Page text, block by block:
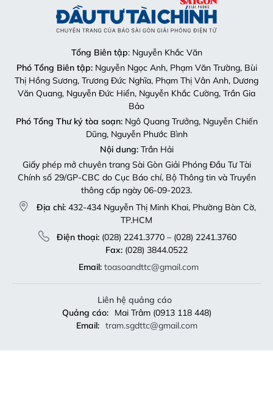
Tổng Biên tập: Nguyễn Khắc Văn
Phó Tổng Biên tập:Nguyễn Ngọc Anh, Phạm Văn Trường, Bùi
Thị Hồng Sương, Trương Đức Nghĩa, Phạm Thị Vân Anh, Dương
Văn Quang, Nguyễn Đức Hiển, Nguyễn Khắc Cường, Trần Gia
Bảo
Phó Tổng Thư ký tòa soạn:Ngô Quang Trưởng, Nguyễn Chiến
Dũng, Nguyễn Phước Bình
Nội dung:Trần Hải
Giấy phép mở chuyên trang Sài Gòn Giải Phóng Đầu Tư Tài
Chính số 29/GP-CBC do Cục Báo chí, Bộ Thông tin và Truyền
thông cấp ngày 06-09-2023.
Địa chỉ: 432-434 Nguyễn Thị Minh Khai, Phường Bàn Cờ,
TP.HCM
Điện thoại:(028) 2241.3770 – (028) 2241.3760
Fax:(028) 3844.0522
Email: toasoandttc@gmail.com
Liên hệ quảng cáo
Quảng cáo:
Mai Trâm (0913 118 448)
Email: tram.sgdttc@gmail.com